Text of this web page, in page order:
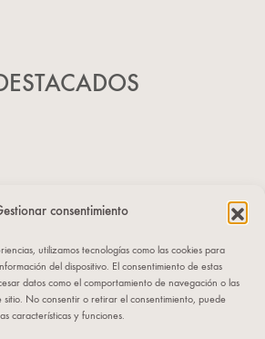
consentimiento
utilizamos tecnologías como las cookies para
del dispositivo. El consentimiento de estas
datos como el comportamiento de navegación o las
sitio. No consentir o retirar el consentimiento, puede
características y funciones.